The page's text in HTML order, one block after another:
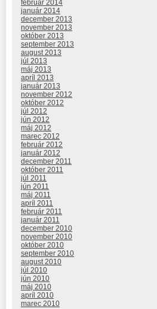
február 2014
január 2014
december 2013
november 2013
október 2013
september 2013
august 2013
júl 2013
máj 2013
apríl 2013
január 2013
november 2012
október 2012
júl 2012
jún 2012
máj 2012
marec 2012
február 2012
január 2012
december 2011
október 2011
júl 2011
jún 2011
máj 2011
apríl 2011
február 2011
január 2011
december 2010
november 2010
október 2010
september 2010
august 2010
júl 2010
jún 2010
máj 2010
apríl 2010
marec 2010